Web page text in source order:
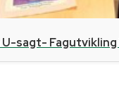
U-sagt-